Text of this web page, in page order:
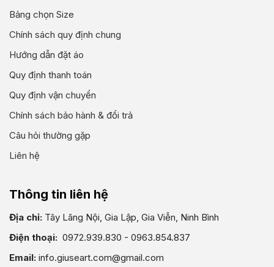
Bảng chọn Size
Chính sách quy định chung
Hướng dẫn đặt áo
Quy định thanh toán
Quy định vận chuyển
Chính sách bảo hành & đổi trả
Câu hỏi thường gặp
Liên hệ
Thông tin liên hệ
Địa chỉ: Tây Lãng Nội, Gia Lập, Gia Viễn, Ninh Bình
Điện thoại: 0972.939.830 - 0963.854.837
Email: info.giuseart.com@gmail.com